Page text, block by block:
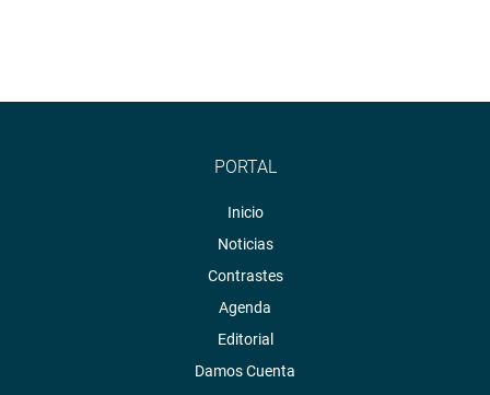
PORTAL
Inicio
Noticias
Contrastes
Agenda
Editorial
Damos Cuenta